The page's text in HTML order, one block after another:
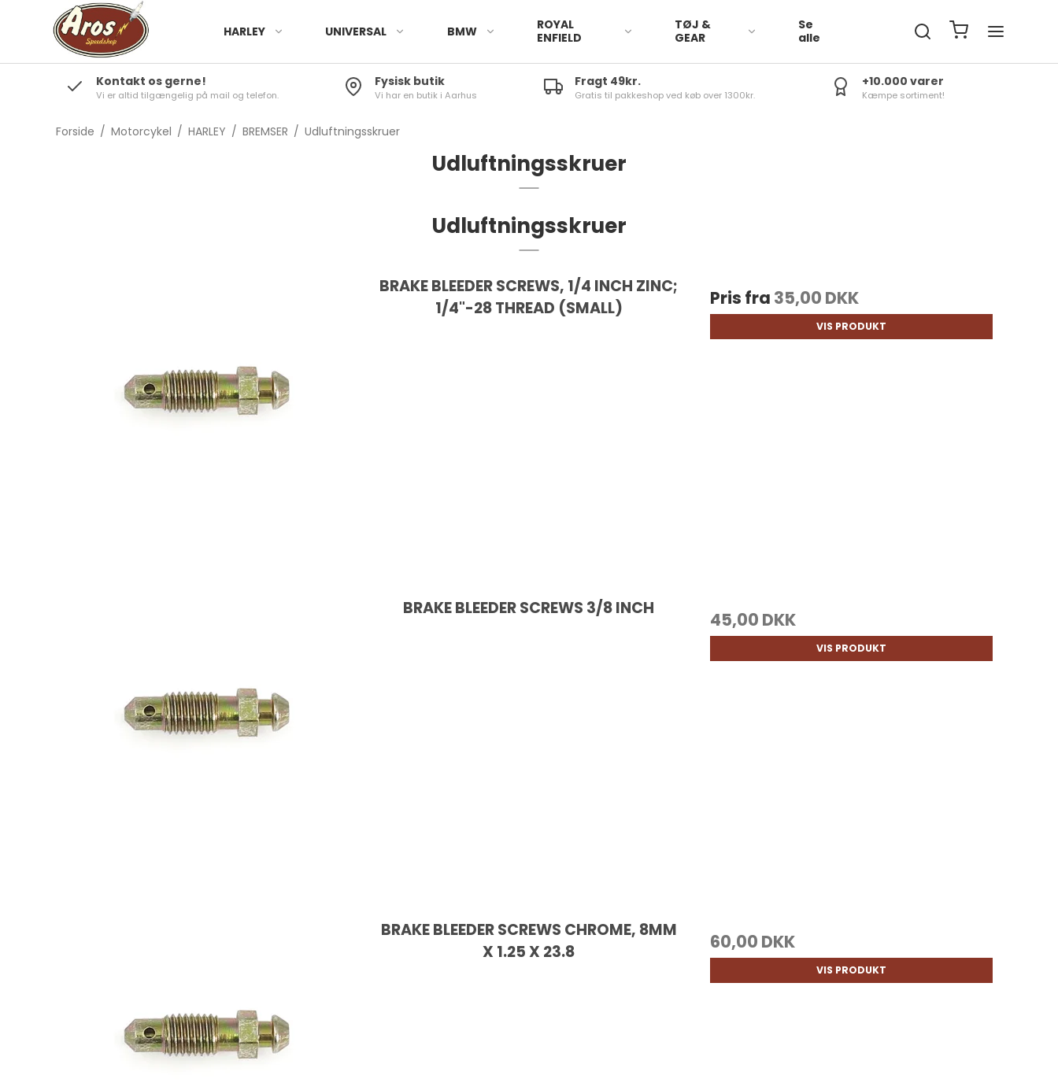
HARLEY UNIVERSAL BMW
ROYAL
ENFIELD
TØJ &
GEAR
Se
alle
Kontakt os gerne!
Vi er altid tilgængelig på mail og telefon.
Fysisk butik
Vi har en butik i Aarhus
Fragt 49kr.
Gratis til pakkeshop ved køb over 1300kr.
+10.000 varer
Kæmpe sortiment!
Forside / Motorcykel / HARLEY / BREMSER / Udluftningsskruer
Udluftningsskruer
Udluftningsskruer
BRAKE BLEEDER SCREWS, 1/4 INCH ZINC;
1/4"-28 THREAD (SMALL)
Pris fra 35,00 DKK
VIS PRODUKT
BRAKE BLEEDER SCREWS 3/8 INCH
45,00 DKK
VIS PRODUKT
BRAKE BLEEDER SCREWS CHROME, 8MM
X 1.25 X 23.8
60,00 DKK
VIS PRODUKT